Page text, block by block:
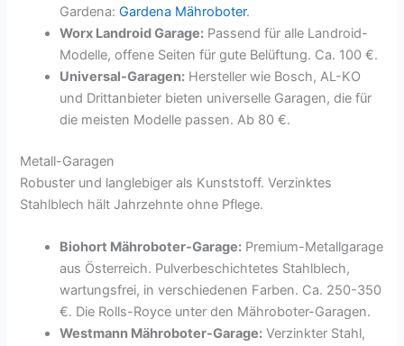
Gardena:Gardena Mähroboter.
Worx Landroid Garage: Passend für alle Landroid-
Modelle, offene Seiten für gute Belüftung. Ca. 100 €.
Universal-Garagen: Hersteller wie Bosch, AL-KO
und Drittanbieter bieten universelle Garagen, die für
die meisten Modelle passen. Ab 80 €.
Metall-Garagen
Robuster und langlebiger als Kunststoff. Verzinktes
Stahlblech hält Jahrzehnte ohne Pflege.
Biohort Mähroboter-Garage: Premium-Metallgarage
aus Österreich. Pulverbeschichtetes Stahlblech,
wartungsfrei, in verschiedenen Farben. Ca. 250-350
€. Die Rolls-Royce unter den Mähroboter-Garagen.
Westmann Mähroboter-Garage: Verzinkter Stahl,